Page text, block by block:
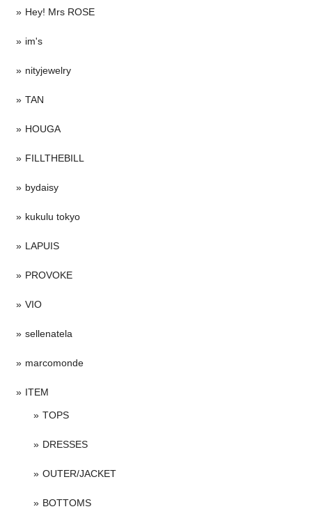
Hey! Mrs ROSE
im's
nityjewelry
TAN
HOUGA
FILLTHEBILL
bydaisy
kukulu tokyo
LAPUIS
PROVOKE
VIO
sellenatela
marcomonde
ITEM
TOPS
DRESSES
OUTER/JACKET
BOTTOMS